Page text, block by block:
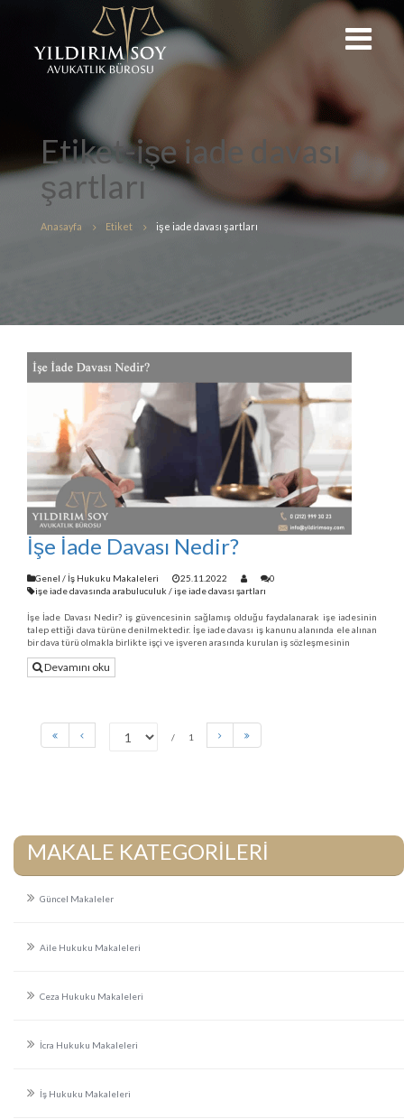
Etiket-işe iade davası
şartları
Anasayfa Etiket işe iade davası şartları
İşe İade Davası Nedir?
Genel / İş Hukuku Makaleleri 25.11.2022
0
işe iade davasında arabuluculuk /işe iade davası şartları
İşe İade Davası Nedir? iş güvencesinin sağlamış olduğu faydalanarak işe iadesinin
talep ettiği dava türüne denilmektedir. İşe iade davası iş kanunu alanında ele alınan
bir dava türü olmakla birlikte işçi ve işveren arasında kurulan iş sözleşmesinin
Devamını oku
1
MAKALE KATEGORİLERİ
Güncel Makaleler
Aile Hukuku Makaleleri
Ceza Hukuku Makaleleri
İcra Hukuku Makaleleri
İş Hukuku Makaleleri